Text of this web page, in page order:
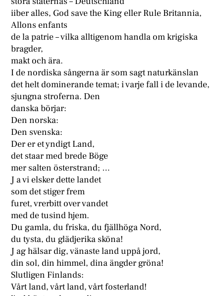
iiber alles, God save the King eller Rule Britannia,
Allons enfants
de la patrie – vilka alltigenom handla om krigiska
bragder,
makt och ära.
I de nordiska sångerna är som sagt naturkänslan
det helt dominerande temat; i varje fall i de levande,
sjungna stroferna. Den
danska börjar:
Den norska:
Den svenska:
Der er et yndigt Land,
det staar med brede Böge
mer salten österstrand; …
J a vi elsker dette landet
som det stiger frem
furet, vrerbitt over vandet
med de tusind hjem.
Du gamla, du friska, du fjällhöga Nord,
du tysta, du glädjerika sköna!
J ag hälsar dig, vänaste land uppå jord,
din sol, din himmel, dina ängder gröna!
Slutligen Finlands:
Vårt land, vårt land, vårt fosterland!